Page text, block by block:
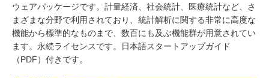
ウェアパッケージです。計量経済、社会統計、医療統計など、さ
まざまな分野で利用されており、統計解析に関する非常に高度な
機能から標準的なものまで、数百にも及ぶ機能群が用意されてい
ます。永続ライセンスです。日本語スタートアップガイド
（PDF）付きです。